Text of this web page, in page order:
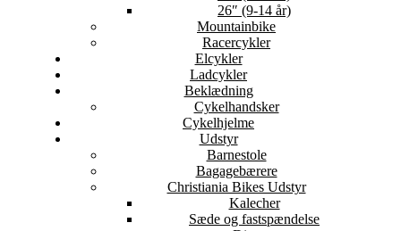
26″ (9-14 år)
Mountainbike
Racercykler
Elcykler
Ladcykler
Beklædning
Cykelhandsker
Cykelhjelme
Udstyr
Barnestole
Bagagebærere
Christiania Bikes Udstyr
Kalecher
Sæde og fastspændelse